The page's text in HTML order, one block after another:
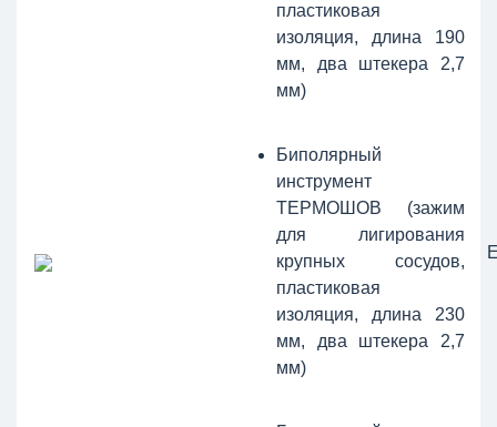
пластиковая
изоляция, длина 190
мм, два штекера 2,7
мм)
Биполярный
инструмент
ТЕРМОШОВ (зажим
для лигирования
крупных сосудов,
пластиковая
изоляция, длина 230
мм, два штекера 2,7
мм)